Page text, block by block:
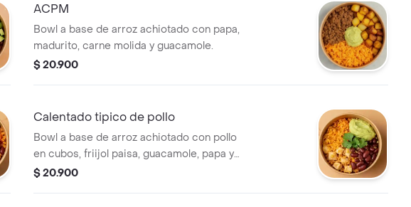
ACPM
Bowl a base de arroz achiotado con papa,
madurito, carne molida y guacamole.
$ 20.900
Calentado tipico de pollo
Bowl a base de arroz achiotado con pollo
en cubos, friijol paisa, guacamole, papa y
cilantro.
$ 20.900